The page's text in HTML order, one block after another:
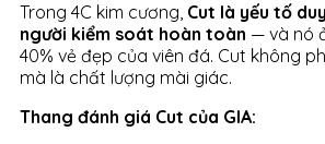
Trong 4C kim cương, Cut là yếu tố
người kiểm soát hoàn toàn — và nó
40% vẻ đẹp của viên đá. Cut không
mà là chất lượng mài giác.
Thang đánh giá Cut của GIA: